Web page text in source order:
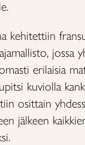
kehitettiin
jossa
erilaisia
kuviolla
osittain
jälkeen